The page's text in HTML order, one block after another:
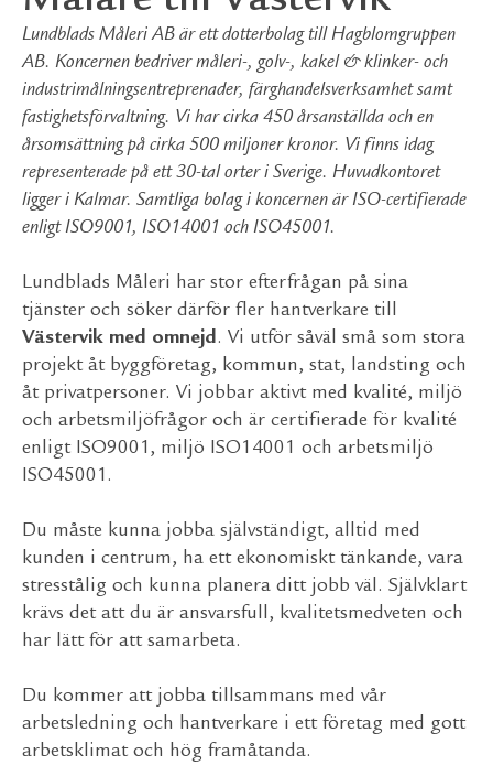
Lundblads Måleri AB är ett dotterbolag till Hagblomgruppen
AB. Koncernen bedriver måleri-, golv-, kakel & klinker- och
industrimålningsentreprenader, färghandelsverksamhet samt
fastighetsförvaltning. Vi har cirka 450 årsanställda och en
årsomsättning på cirka 500 miljoner kronor. Vi finns idag
representerade på ett 30-tal orter i Sverige. Huvudkontoret
ligger i Kalmar. Samtliga bolag i koncernen är ISO-certifierade
enligt ISO9001, ISO14001 och ISO45001.
Lundblads Måleri har stor efterfrågan på sina
tjänster och söker därför fler hantverkare till
Västervik med omnejd. Vi utför såväl små som stora
projekt åt byggföretag, kommun, stat, landsting och
åt privatpersoner. Vi jobbar aktivt med kvalité, miljö
och arbetsmiljöfrågor och är certifierade för kvalité
enligt ISO9001, miljö ISO14001 och arbetsmiljö
ISO45001.
Du måste kunna jobba självständigt, alltid med
kunden i centrum, ha ett ekonomiskt tänkande, vara
stresstålig och kunna planera ditt jobb väl. Självklart
krävs det att du är ansvarsfull, kvalitetsmedveten och
har lätt för att samarbeta.
Du kommer att jobba tillsammans med vår
arbetsledning och hantverkare i ett företag med gott
arbetsklimat och hög framåtanda.